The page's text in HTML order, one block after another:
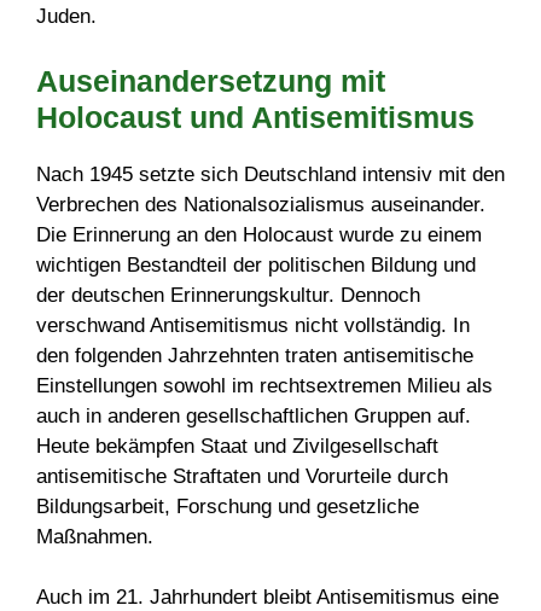
Juden.
Auseinandersetzung mit
Holocaust und Antisemitismus
Nach 1945 setzte sich Deutschland intensiv mit den
Verbrechen des Nationalsozialismus auseinander.
Die Erinnerung an den Holocaust wurde zu einem
wichtigen Bestandteil der politischen Bildung und
der deutschen Erinnerungskultur. Dennoch
verschwand Antisemitismus nicht vollständig. In
den folgenden Jahrzehnten traten antisemitische
Einstellungen sowohl im rechtsextremen Milieu als
auch in anderen gesellschaftlichen Gruppen auf.
Heute bekämpfen Staat und Zivilgesellschaft
antisemitische Straftaten und Vorurteile durch
Bildungsarbeit, Forschung und gesetzliche
Maßnahmen.
Auch im 21. Jahrhundert bleibt Antisemitismus eine